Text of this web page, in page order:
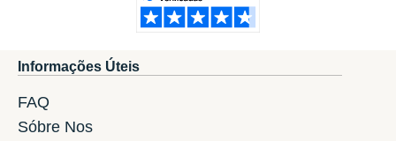
Informações Úteis
FAQ
Sóbre Nos